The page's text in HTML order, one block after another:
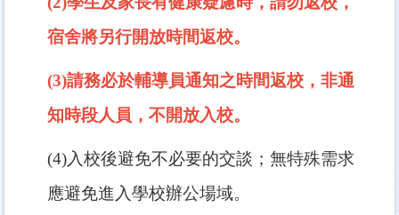
宿舍將另行開放時間返校。
(3)請務必於輔導員通知之時間返校，非通
知時段人員，不開放入校。
(4)入校後避免不必要的交談；無特殊需求
應避免進入學校辦公場域。